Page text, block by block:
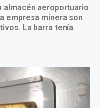
almacén aeroportuario
empresa minera son
La barra tenía